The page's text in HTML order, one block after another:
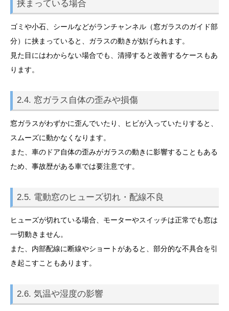
挟まっている場合
ゴミや小石、シールなどがランチャンネル（窓ガラスのガイド部
分）に挟まっていると、ガラスの動きが妨げられます。
見た目にはわからない場合でも、清掃すると改善するケースもあ
ります。
2.4. 窓ガラス自体の歪みや損傷
窓ガラスがわずかに歪んでいたり、ヒビが入っていたりすると、
スムーズに動かなくなります。
また、車のドア自体の歪みがガラスの動きに影響することもある
ため、事故歴がある車では要注意です。
2.5. 電動窓のヒューズ切れ・配線不良
ヒューズが切れている場合、モーターやスイッチは正常でも窓は
一切動きません。
また、内部配線に断線やショートがあると、部分的な不具合を引
き起こすこともあります。
2.6. 気温や湿度の影響